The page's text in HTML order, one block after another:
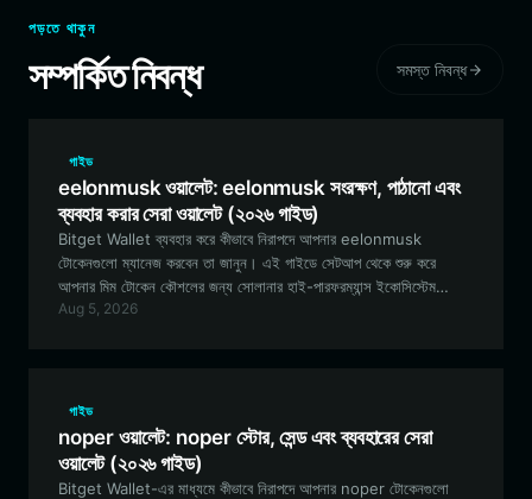
পড়তে থাকুন
সম্পর্কিত নিবন্ধ সমস্ত নিবন্ধ
গাইড
eelonmusk ওয়ালেট: eelonmusk সংরক্ষণ, পাঠানো এবং
ব্যবহার করার সেরা ওয়ালেট (২০২৬ গাইড)
Bitget Wallet ব্যবহার করে কীভাবে নিরাপদে আপনার eelonmusk
টোকেনগুলো ম্যানেজ করবেন তা জানুন। এই গাইডে সেটআপ থেকে শুরু করে
আপনার মিম টোকেন কৌশলের জন্য সোলানার হাই-পারফরম্যান্স ইকোসিস্টেম
ব্যবহার করা পর্যন্ত সবকিছুই কভার করা হয়েছে।
Aug 5, 2026
গাইড
noper ওয়ালেট: noper স্টোর, সেন্ড এবং ব্যবহারের সেরা
ওয়ালেট (২০২৬ গাইড)
Bitget Wallet-এর মাধ্যমে কীভাবে নিরাপদে আপনার noper টোকেনগুলো